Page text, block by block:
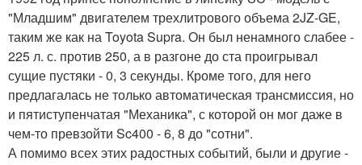
"Младшим" двигателем трехлитрового объема 2JZ-GE,
таким же как на Toyota Supra. Он был ненамного слабее -
225 л. с. против 250, а в разгоне до ста проигрывал
сущие пустяки - 0, 3 секунды. Кроме того, для него
предлагалась не только автоматическая трансмиссия, но
и пятиступенчатая "Механика", с которой он мог даже в
чем-то превзойти Sc400 - 6, 8 до "сотни".
А помимо всех этих радостных событий, были и другие -